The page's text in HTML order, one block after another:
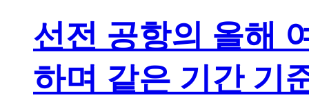
선전 공항의 올해
하며 같은 기간 기